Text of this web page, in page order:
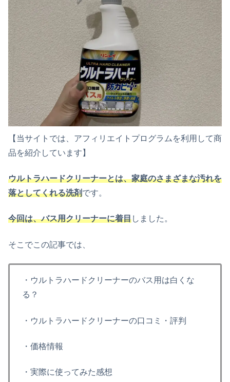
【当サイトでは、アフィリエイトプログラムを利用して商
品を紹介しています】
ウルトラハードクリーナーとは、家庭のさまざまな汚れを
落としてくれる洗剤です。
今回は、バス用クリーナーに着目しました。
そこでこの記事では、
・ウルトラハードクリーナーのバス用は白くな
る？
・ウルトラハードクリーナーの口コミ・評判
・価格情報
・実際に使ってみた感想